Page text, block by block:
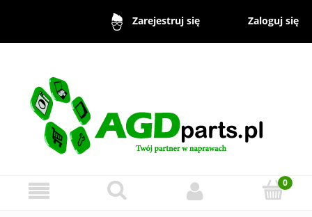
Zarejestruj się Zaloguj się